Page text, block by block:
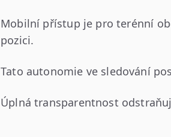
Mobilní přístup je pro terénní
pozici.
Tato autonomie ve sledování
Úplná transparentnost